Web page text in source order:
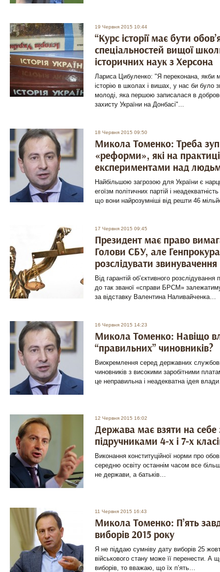
19 Червня 2015 10:44
“Курс історії має бути
спеціальностей вищої
історичних наук з Херсона
Лариса Цибуленко: "Я переконана, якби
історію в школах і вишах, у нас би було
молоді, яка першою записалася в
захисту України на Донбасі"...
18 Червня 2015 09:50
Микола Томенко: Треба
«реформи», які на
експериментами над
Найбільшою загрозою для України є
егоїзм політичних партій і
що вони найрозумніші від решти 46
17 Червня 2015 09:45
Президент має право
Голови СБУ, але
розслідувати
Від гарантій об’єктивного розслідування
до так званої «справи БРСМ»
за відставку Валентина Наливайченка…
16 Червня 2015 14:23
Микола Томенко: Навіщо
“правильних” чиновників?
Виокремлення серед державних
чиновників з високими заробітними
це неправильна і неадекватна ідея
12 Червня 2015 16:02
Держава має взяти на себе
підручниками 4-х і 7-х
Виконання конституційної норми про
середню освіту останнім часом все
не держави, а батьків…
11 Червня 2015 16:43
Микола Томенко: П’ять
виборів 2015 року
Я не піддаю сумніву дату виборів 25
військового стану може її перенести. А
виборів, то вважаю, що їх п’ять…